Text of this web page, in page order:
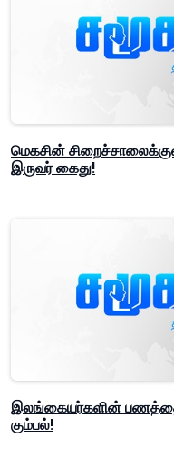
மெகசின்
இருவர் கைது!
இலங்கையர்களின்
கும்பல்!